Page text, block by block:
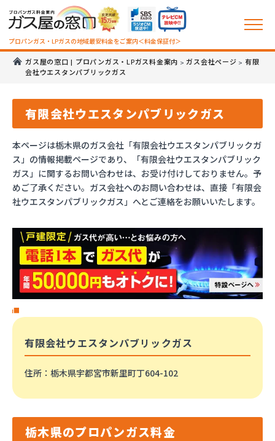
プロパンガス・LPガスの地域最安料金をご案内＜料金保証付＞
ガス屋の窓口 | プロパンガス・LPガス料金案内 >ガス会社ページ > 有限
会社ウエスタンパブリックガス
有限会社ウエスタンパブリックガス
本ページは栃木県のガス会社「有限会社ウエスタンパブリックガ
ス」の情報掲載ページであり、「有限会社ウエスタンパブリック
ガス」に関するお問い合わせは、お受け付けしておりません。予
めご了承ください。ガス会社へのお問い合わせは、直接「有限会
社ウエスタンパブリックガス」へとご連絡をお願いいたします。
有限会社ウエスタンパブリックガス
住所 ：栃木県宇都宮市新里町丁604-102
栃木県のプロパンガス料金